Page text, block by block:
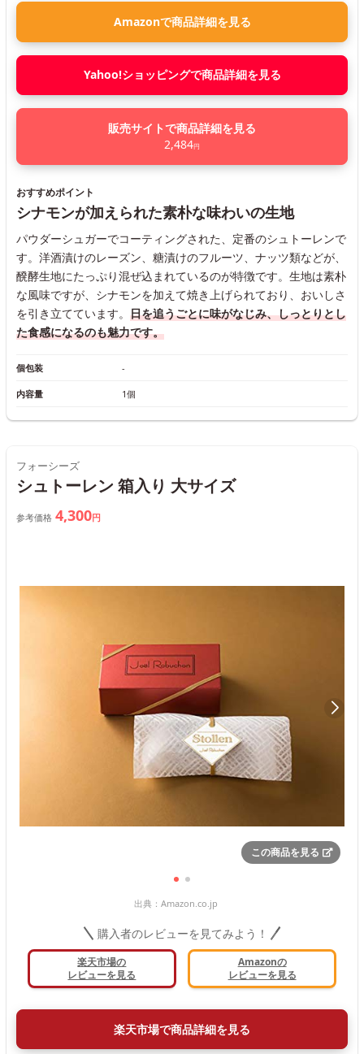
Amazonで商品詳細を見る
Yahoo!ショッピングで商品詳細を見る
販売サイトで商品詳細を見る
2,484円
おすすめポイント
シナモンが加えられた素朴な味わいの生地
パウダーシュガーでコーティングされた、定番のシュトーレンで
す。洋酒漬けのレーズン、糖漬けのフルーツ、ナッツ類などが、
醗酵生地にたっぷり混ぜ込まれているのが特徴です。生地は素朴
な風味ですが、シナモンを加えて焼き上げられており、おいしさ
を引き立てています。 日を追うごとに味がなじみ、しっとりとし
た食感になるのも魅力です。
個包装 -
内容量 1個
フォーシーズ
シュトーレン 箱入り 大サイズ
参考価格 4,300円
この商品を見る
出典： Amazon.co.jp
購入者のレビューを見てみよう！
楽天市場の
レビューを見る
Amazonの
レビューを見る
楽天市場で商品詳細を見る